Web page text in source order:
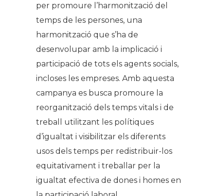
per promoure l’harmonització del
temps de les persones, una
harmonització que s’ha de
desenvolupar amb la implicació i
participació de tots els agents socials,
incloses les empreses. Amb aquesta
campanya es busca promoure la
reorganització dels temps vitals i de
treball utilitzant les polítiques
d’igualtat i visibilitzar els diferents
usos dels temps per redistribuir-los
equitativament i treballar per la
igualtat efectiva de dones i homes en